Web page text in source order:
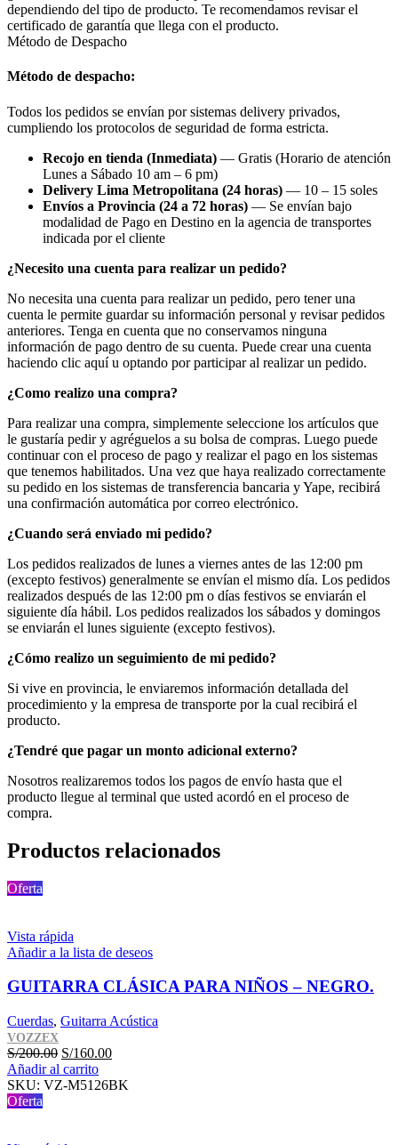
dependiendo del tipo de producto. Te recomendamos revisar el
certificado de garantía que llega con el producto.
Método de Despacho
Método de despacho:
Todos los pedidos se envían por sistemas delivery privados,
cumpliendo los protocolos de seguridad de forma estricta.
Recojo en tienda (Inmediata) — Gratis (Horario de atención
Lunes a Sábado 10 am – 6 pm)
Delivery Lima Metropolitana (24 horas) — 10 – 15 soles
Envíos a Provincia (24 a 72 horas) — Se envían bajo
modalidad de Pago en Destino en la agencia de transportes
indicada por el cliente
¿Necesito una cuenta para realizar un pedido?
No necesita una cuenta para realizar un pedido, pero tener una
cuenta le permite guardar su información personal y revisar pedidos
anteriores. Tenga en cuenta que no conservamos ninguna
información de pago dentro de su cuenta. Puede crear una cuenta
haciendo clic aquí u optando por participar al realizar un pedido.
¿Como realizo una compra?
Para realizar una compra, simplemente seleccione los artículos que
le gustaría pedir y agréguelos a su bolsa de compras. Luego puede
continuar con el proceso de pago y realizar el pago en los sistemas
que tenemos habilitados. Una vez que haya realizado correctamente
su pedido en los sistemas de transferencia bancaria y Yape, recibirá
una confirmación automática por correo electrónico.
¿Cuando será enviado mi pedido?
Los pedidos realizados de lunes a viernes antes de las 12:00 pm
(excepto festivos) generalmente se envían el mismo día. Los pedidos
realizados después de las 12:00 pm o días festivos se enviarán el
siguiente día hábil. Los pedidos realizados los sábados y domingos
se enviarán el lunes siguiente (excepto festivos).
¿Cómo realizo un seguimiento de mi pedido?
Si vive en provincia, le enviaremos información detallada del
procedimiento y la empresa de transporte por la cual recibirá el
producto.
¿Tendré que pagar un monto adicional externo?
Nosotros realizaremos todos los pagos de envío hasta que el
producto llegue al terminal que usted acordó en el proceso de
compra.
Productos relacionados
Oferta
Vista rápida
Añadir a la lista de deseos
GUITARRA CLÁSICA PARA NIÑOS – NEGRO.
Cuerdas, Guitarra Acústica
VOZZEX
S/200.00 El
precio
original
S/160.00El
actual
Añadir al carrito
SKU: VZ-M5126BK
Oferta